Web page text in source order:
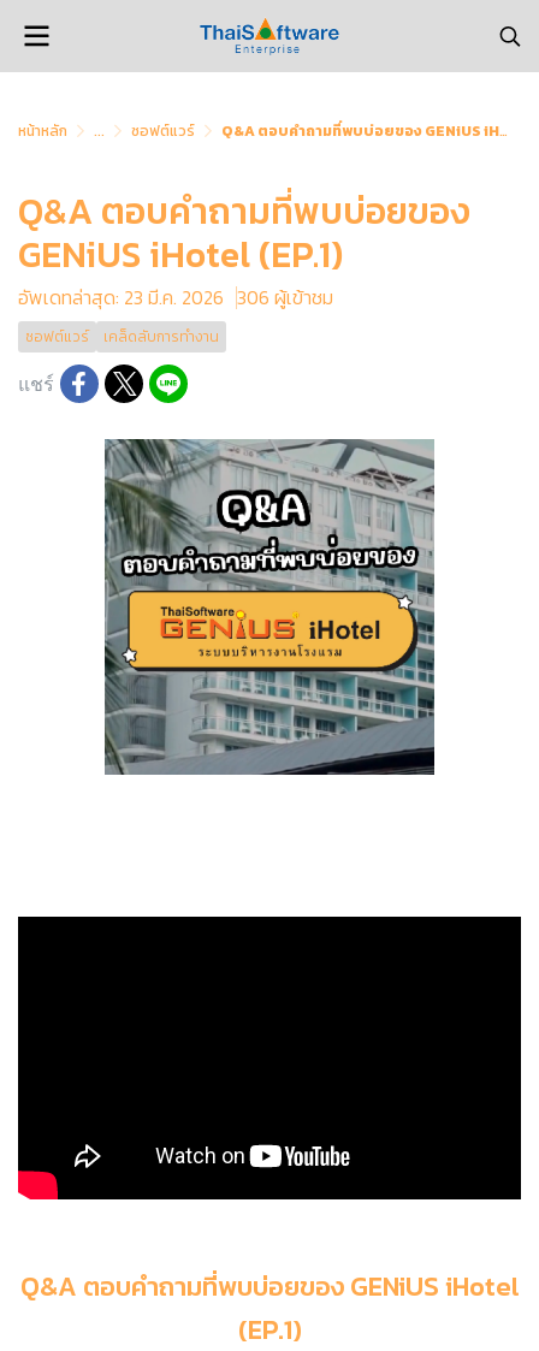
หน้าหลัก ... ซอฟต์แวร์ Q&A ตอบคำถามที่พบบ่อยของ GENiUS iHotel (EP.1)
Q&A ตอบคำถามที่พบบ่อยของ
GENiUS iHotel (EP.1)
อัพเดทล่าสุด: 23 มี.ค. 2026 306 ผู้เข้าชม
ซอฟต์แวร์ เคล็ดลับการทำงาน
แชร์
Q&A ตอบคำถามที่พบบ่อยของ GENiUS iHotel
(EP.1)